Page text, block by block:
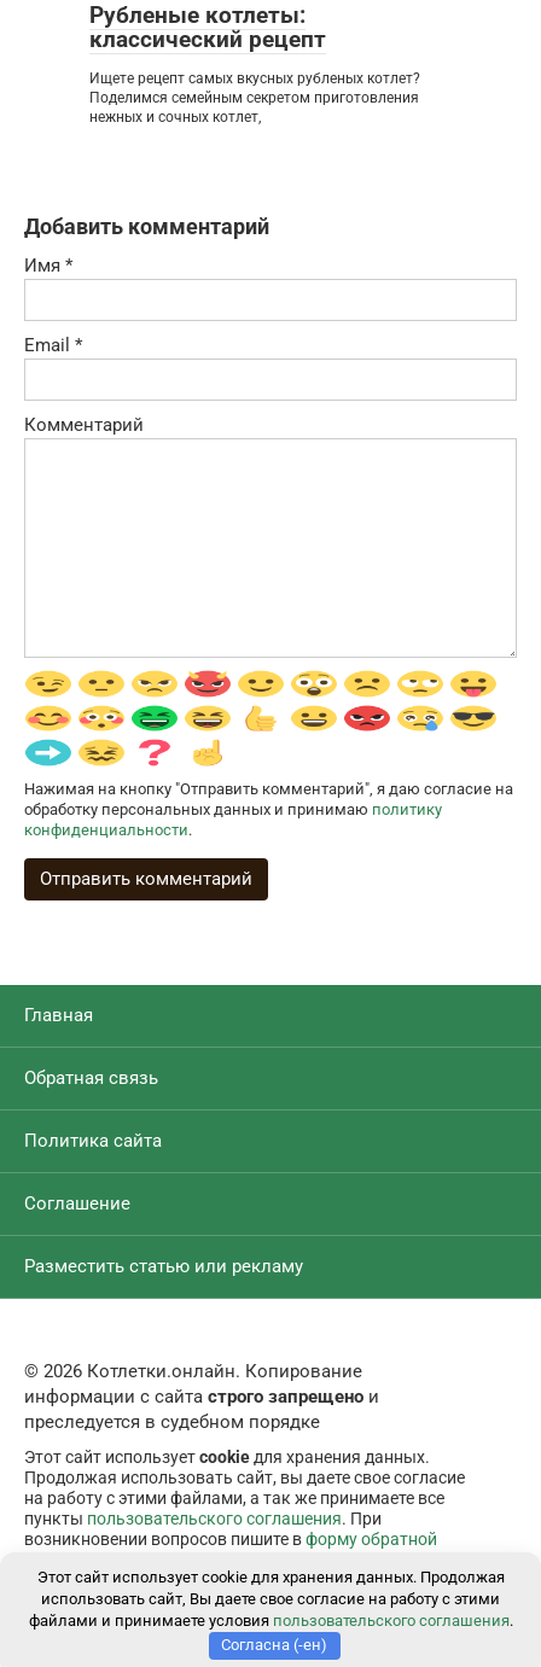
Рубленые котлеты:
классический рецепт
Ищете рецепт самых вкусных рубленых котлет?
Поделимся семейным секретом приготовления
нежных и сочных котлет,
Добавить комментарий
Имя *
Email *
Комментарий
Нажимая на кнопку "Отправить комментарий", я даю согласие на
обработку персональных данных и принимаю политику
конфиденциальности.
Главная
Обратная связь
Политика сайта
Соглашение
Разместить статью или рекламу
© 2026 Котлетки.онлайн. Копирование
информации с сайта строго запрещено и
преследуется в судебном порядке
Этот сайт используетcookie для хранения данных.
Продолжая использовать сайт, вы даете свое согласие
на работу с этими файлами, а так же принимаете все
пункты пользовательского соглашения. При
возникновении вопросов пишите вформу обратной
Этот сайт использует cookie для хранения данных. Продолжая
использовать сайт, Вы даете свое согласие на работу с этими
файлами и принимаете условия пользовательского соглашения.
Согласна (-ен)